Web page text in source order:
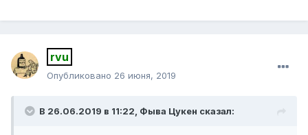
rvu
Опубликовано 26 июня, 2019
В 26.06.2019 в 11:22, Фыва Цукен сказал: